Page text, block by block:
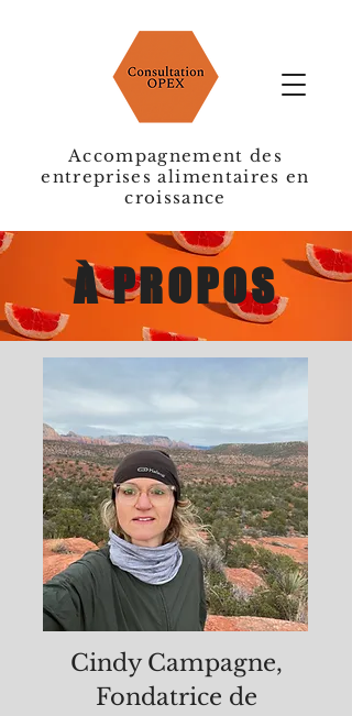
Accompagnement des
entreprises alimentaires en
croissance
À PROPOS
Cindy Campagne,
Fondatrice de